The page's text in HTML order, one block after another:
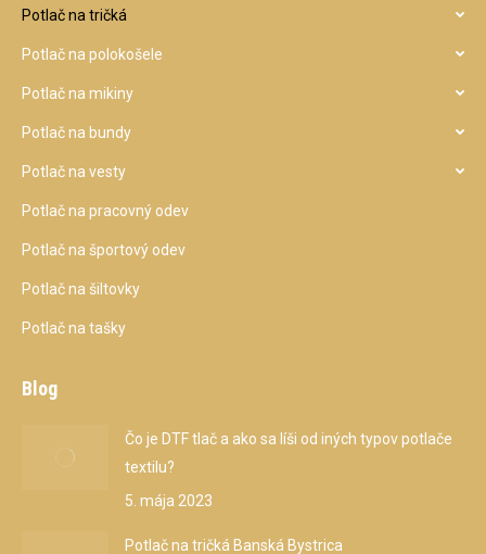
Potlač na tričká
Potlač na polokošele
Potlač na mikiny
Potlač na bundy
Potlač na vesty
Potlač na pracovný odev
Potlač na športový odev
Potlač na šiltovky
Potlač na tašky
Blog
Čo je DTF tlač a ako sa líši od iných typov potlače
textilu?
5. mája 2023
Potlač na tričká Banská Bystrica